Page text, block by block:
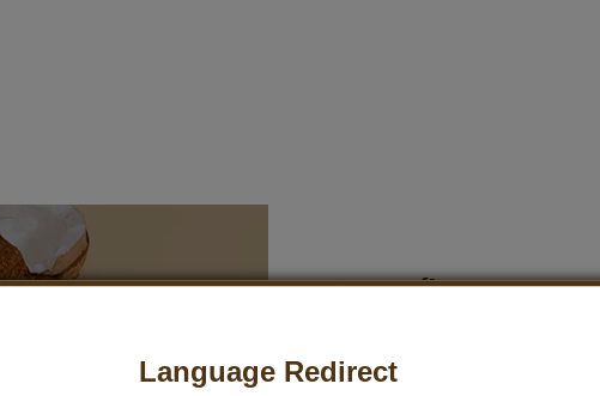
Inscríbase a
Suscríbete a nuestro boletín
Language Redirect